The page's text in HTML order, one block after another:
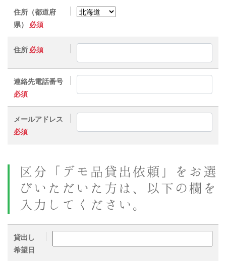
住所（都道府
県） 必須
住所 必須
連絡先電話番号
必須
メールアドレス
必須
区分「デモ品貸出依頼」をお選
びいただいた方は、以下の欄を
入力してください。
貸出し
希望日